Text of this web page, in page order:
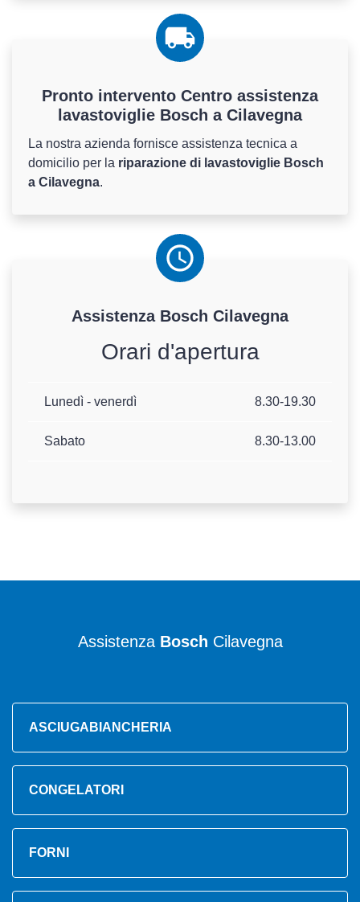
Pronto intervento Centro assistenza
lavastoviglie Bosch a Cilavegna
La nostra azienda fornisce assistenza tecnica a
domicilio per la riparazione di lavastoviglie Bosch
a Cilavegna.
Assistenza Bosch Cilavegna
Orari d'apertura
Lunedì - venerdì 8.30-19.30
Sabato 8.30-13.00
Assistenza Bosch Cilavegna
ASCIUGABIANCHERIA
CONGELATORI
FORNI